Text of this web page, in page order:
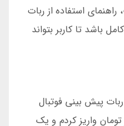
استفاده از ربات
باشد تا کاربر بتواند
بار ربات پیش بینی فوتبال
امتحان کردم. 500 هزار تومان واریز کردم و یک